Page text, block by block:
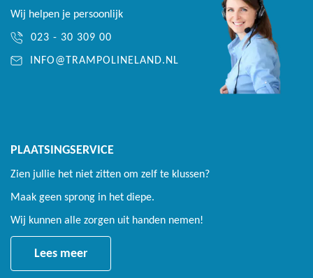
Wij helpen je persoonlijk
023 - 30 309 00
INFO@TRAMPOLINELAND.NL
PLAATSINGSERVICE
Zien jullie het niet zitten om zelf te klussen?
Maak geen sprong in het diepe.
Wij kunnen alle zorgen uit handen nemen!
Lees meer